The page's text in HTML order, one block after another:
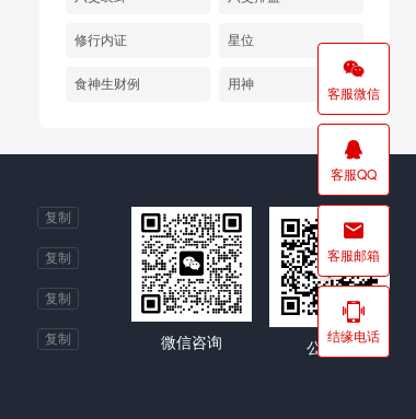
修行内证 星位
食神生财例 用神

客服微信

客服QQ

客服邮箱

结缘电话
复制
复制
复制
复制 微信咨询 公众号